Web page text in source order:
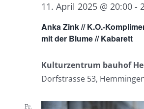
Anka Zink // K.O.-
mit der Blume // Kabarett
11. April 2025 @ 20:00 -
Kulturzentrum bauhof
Dorfstrasse 53,
Fr.